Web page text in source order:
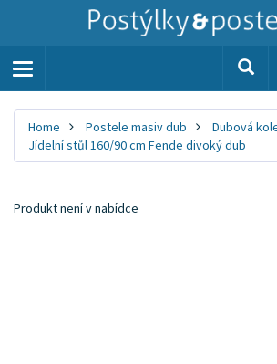
Toggle
Home Postele masiv dub
Dubová
Jídelní stůl 160/90 cm Fende divoký dub
Produkt není v nabídce